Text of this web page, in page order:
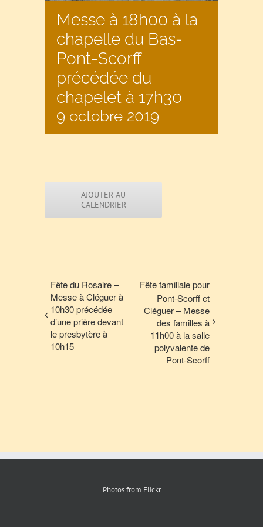
Messe à 18h00 à la
chapelle du Bas-
Pont-Scorff
précédée du
chapelet à 17h30
9 octobre 2019
AJOUTER AU
CALENDRIER
Fête du Rosaire –
Messe à Cléguer à
10h30 précédée
d’une prière devant
le presbytère à
10h15
Fête familiale pour
Pont-Scorff et
Cléguer – Messe
des familles à
11h00 à la salle
polyvalente de
Pont-Scorff
Photos from Flickr